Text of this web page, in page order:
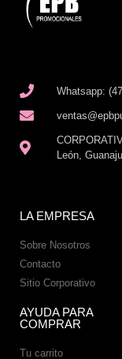
Whatsapp:
León,
LA EMPRESA
Sobre Nosotros
Contacto
Sitio Corporativo
AYUDA PARA
COMPRAR
Tu carrito